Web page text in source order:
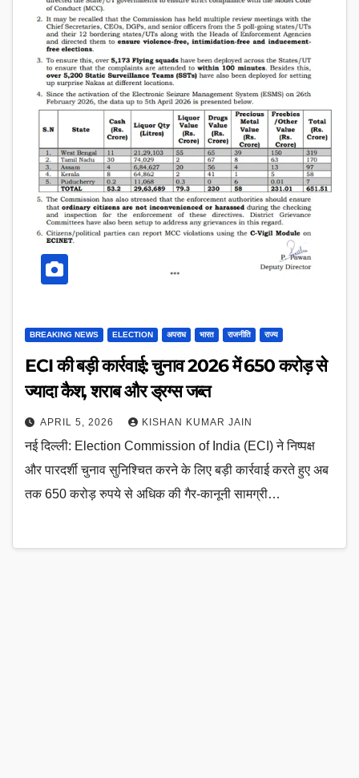
BREAKING NEWS ELECTION अपराध भारत राजनीति राज्य
ECI की बड़ी कार्रवाई: चुनाव 2026 में 650 करोड़ से
ज्यादा कैश, शराब और ड्रग्स जब्त
APRIL 5, 2026 KISHAN KUMAR JAIN
नई दिल्ली: Election Commission of India (ECI) ने निष्पक्ष
और पारदर्शी चुनाव सुनिश्चित करने के लिए बड़ी कार्रवाई करते हुए अब
तक 650 करोड़ रुपये से अधिक की गैर-कानूनी सामग्री…